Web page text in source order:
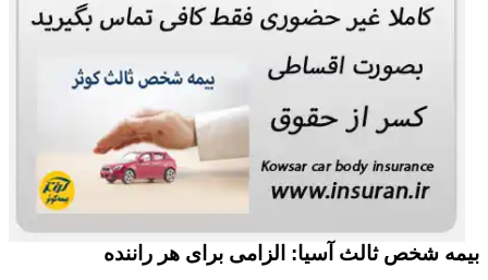
بیمه شخص ثالث آسیا: الزامی برای هر راننده